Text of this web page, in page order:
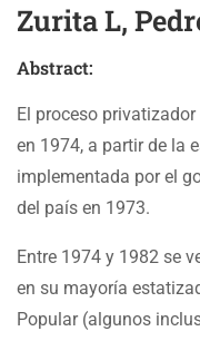
Zurita L,
Abstract:
El proceso
en 1974, a partir de la
implementada por el
del país en 1973.
Entre 1974 y 1982 se
en su mayoría
Popular (algunos